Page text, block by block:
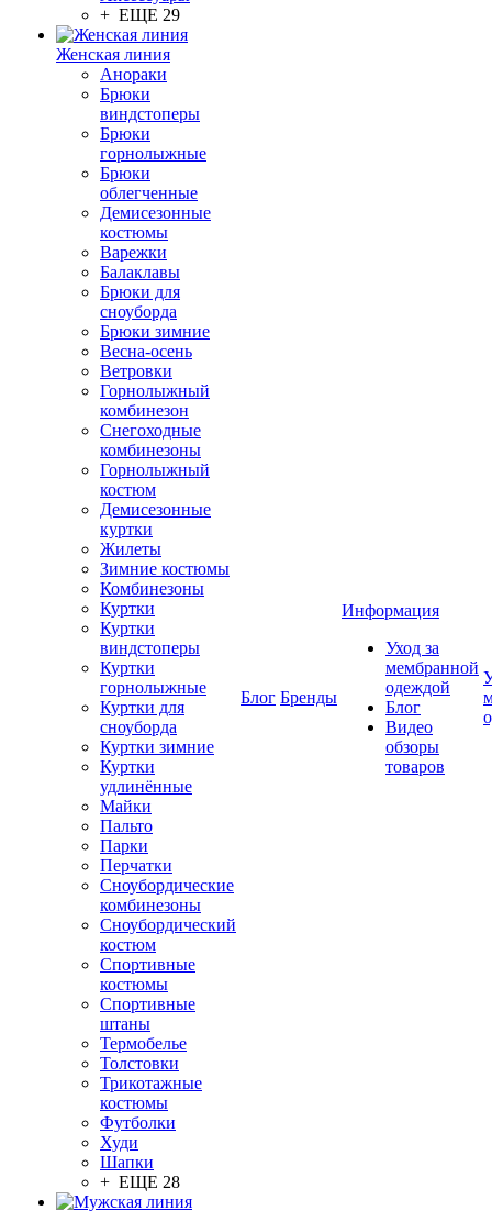
+ ЕЩЕ 29
Женская линия
Анораки
Брюки
виндстоперы
Брюки
горнолыжные
Брюки
облегченные
Демисезонные
костюмы
Варежки
Балаклавы
Брюки для
сноуборда
Брюки зимние
Весна-осень
Ветровки
Горнолыжный
комбинезон
Снегоходные
комбинезоны
Горнолыжный
костюм
Демисезонные
куртки
Жилеты
Зимние костюмы
Комбинезоны
Куртки
Куртки
виндстоперы
Куртки
горнолыжные
Куртки для
сноуборда
Куртки зимние
Куртки
удлинённые
Майки
Пальто
Парки
Перчатки
Сноубордические
комбинезоны
Сноубордический
костюм
Спортивные
костюмы
Спортивные
штаны
Термобелье
Толстовки
Трикотажные
костюмы
Футболки
Худи
Шапки
+ ЕЩЕ 28
Блог Бренды
Информация
Уход за
мембранной
одеждой
Блог
Видео
обзоры
товаров